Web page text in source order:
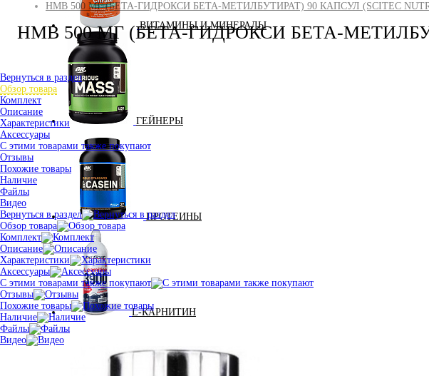
ВИТАМИНЫ И МИНЕРАЛЫ
ГЕЙНЕРЫ
ПРОТЕИНЫ
L-КАРНИТИН
HMB 500 МГ (БЕТА-ГИДРОКСИ БЕТА-МЕТИЛБУТИРАТ) 90 КАПСУЛ (SCITEC
HMB 500 МГ (БЕТА-ГИДРОКСИ БЕТА-
Вернуться в раздел
Обзор товара
Комплект
Описание
Характеристики
Аксессуары
С этими товарами также покупают
Отзывы
Похожие товары
Наличие
Файлы
Видео
Вернуться в раздел
Обзор товара
Комплект
Описание
Характеристики
Аксессуары
С этими товарами также покупают
Отзывы
Похожие товары
Наличие
Файлы
Видео